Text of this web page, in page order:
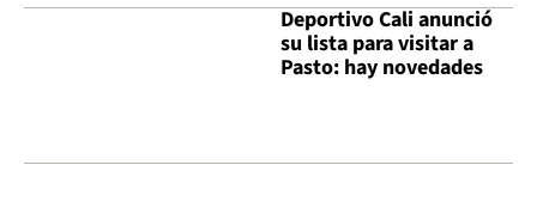
Deportivo Cali anunció
su lista para visitar a
Pasto: hay novedades